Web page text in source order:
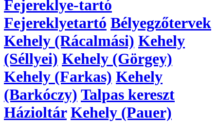
Fejereklye-tartó
Fejereklyetartó Bélyegzőtervek
Kehely (Rácalmási) Kehely
(Séllyei) Kehely (Görgey)
Kehely (Farkas) Kehely
(Barkóczy) Talpas kereszt
Házioltár Kehely (Pauer)